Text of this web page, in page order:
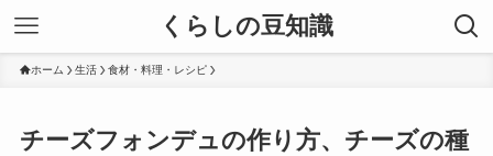
くらしの豆知識
ホーム 生活 食材・料理・レシピ
チーズフォンデュの作り方、チーズの種